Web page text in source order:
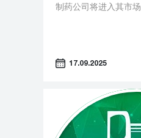
制药公司将进入其市场
17.09.2025